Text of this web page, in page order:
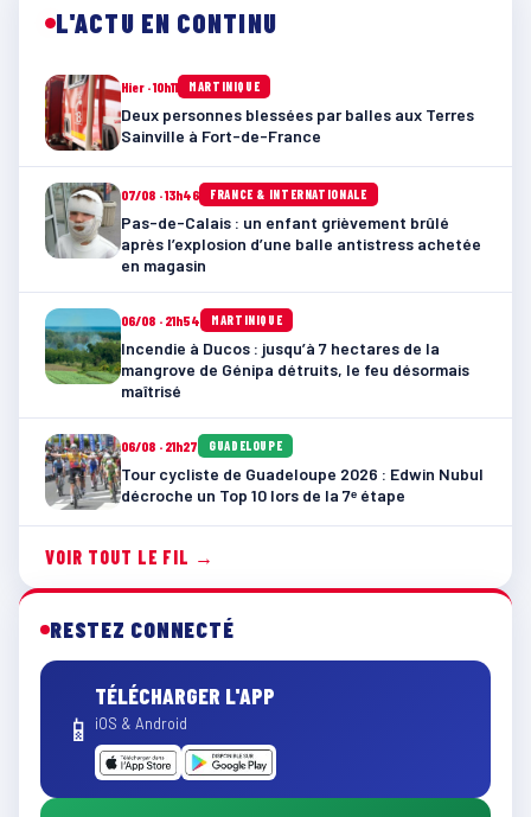
L'ACTU EN CONTINU
Hier · 10h11 MARTINIQUE
Deux personnes blessées par balles aux Terres
Sainville à Fort-de-France
07/08 · 13h46 FRANCE & INTERNATIONALE
Pas-de-Calais : un enfant grièvement brûlé
après l’explosion d’une balle antistress achetée
en magasin
06/08 · 21h54 MARTINIQUE
Incendie à Ducos : jusqu’à 7 hectares de la
mangrove de Génipa détruits, le feu désormais
maîtrisé
06/08 · 21h27 GUADELOUPE
Tour cycliste de Guadeloupe 2026 : Edwin Nubul
décroche un Top 10 lors de la 7ᵉ étape
VOIR TOUT LE FIL →
RESTEZ CONNECTÉ
📱
TÉLÉCHARGER L'APP
iOS & Android